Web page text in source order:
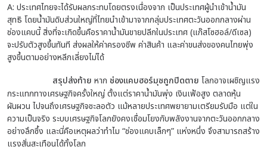
A: ประเทศไทยจะได้รับผลกระทบโดยตรงเนื่องจาก เป็นประเทศผู้นำเข้าน้ำมัน
สุทธิ โดยน้ำมันดิบส่วนใหญ่ที่ไทยนำเข้ามาจากกลุ่มประเทศตะวันออกกลางผ่าน
ช่องแคบนี้ สิ่งที่จะเกิดขึ้นคือราคาน้ำมันขายปลีกในประเทศ (แก๊สโซฮอล์/ดีเซล)
จะปรับตัวสูงขึ้นทันที ส่งผลให้ค่าครองชีพ ค่าสินค้า และค่าขนส่งของคนไทยพุ่ง
สูงขึ้นตามอย่างหลีกเลี่ยงไม่ได้
สรุปส่งท้าย หาก ช่องแคบฮอร์มุซถูกปิดตาย โลกอาจเผชิญแรง
กระแทกทางเศรษฐกิจครั้งใหญ่ ตั้งแต่ราคาน้ำมันพุ่ง เงินเฟ้อสูง ตลาดหุ้น
ผันผวน ไปจนถึงเศรษฐกิจชะลอตัว แม้หลายประเทศพยายามเตรียมรับมือ แต่ใน
ความเป็นจริง ระบบเศรษฐกิจโลกยังคงเชื่อมโยงกับพลังงานจากตะวันออกกลาง
อย่างลึกซึ้ง และนี่คือเหตุผลว่าทำไม “ช่องแคบเล็กๆ” แห่งหนึ่ง จึงสามารถสร้าง
แรงสั่นสะเทือนได้ทั้งโลก